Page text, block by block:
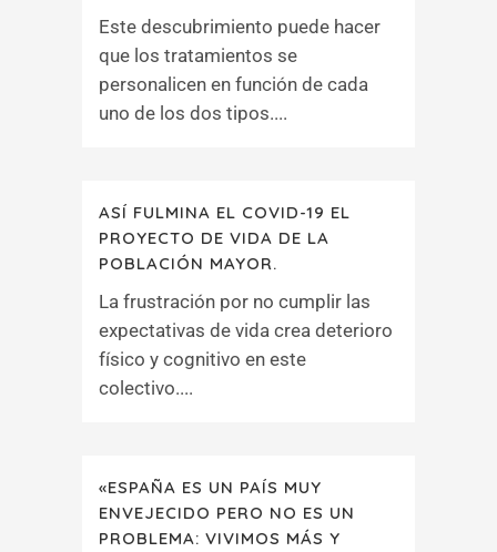
Este descubrimiento puede hacer
que los tratamientos se
personalicen en función de cada
uno de los dos tipos....
ASÍ FULMINA EL COVID-19 EL
PROYECTO DE VIDA DE LA
POBLACIÓN MAYOR.
La frustración por no cumplir las
expectativas de vida crea deterioro
físico y cognitivo en este
colectivo....
«ESPAÑA ES UN PAÍS MUY
ENVEJECIDO PERO NO ES UN
PROBLEMA: VIVIMOS MÁS Y